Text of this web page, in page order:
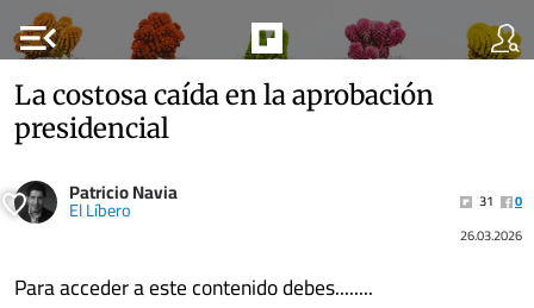
menu_open
La costosa caída en la aprobación
presidencial
Patricio Navia
El Líbero 31
0
26.03.2026
Para acceder a este contenido debes........